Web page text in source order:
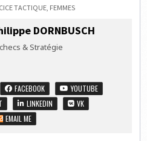
TACTIQUE FEMMES
DORNBUSCH
& Stratégie
FACEBOOK
YOUTUBE
LINKEDIN
VK
EMAIL ME